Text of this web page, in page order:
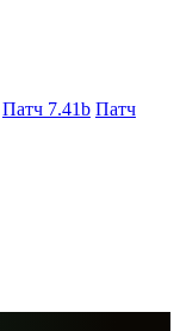
Патч 7.41b Патч